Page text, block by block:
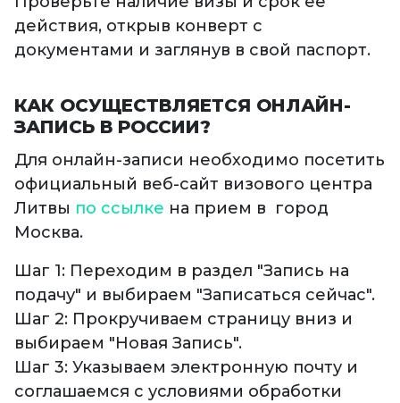
действия, открыв конверт с
документами и заглянув в свой паспорт.
КАК ОСУЩЕСТВЛЯЕТСЯ ОНЛАЙН-
ЗАПИСЬ В РОССИИ?
Для онлайн-записи необходимо посетить
официальный веб-сайт визового центра
Литвы по ссылке на прием в город
Москва.
Шаг 1: Переходим в раздел "Запись на
подачу" и выбираем "Записаться сейчас".
Шаг 2: Прокручиваем страницу вниз и
выбираем "Новая Запись".
Шаг 3: Указываем электронную почту и
соглашаемся с условиями обработки